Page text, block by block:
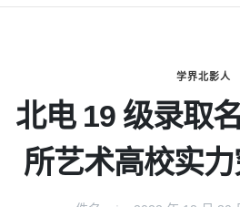
学界北影人
北电 19 级录取
所艺术高校实力